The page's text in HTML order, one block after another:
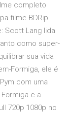
completo
filme BDRip
Scott Lang lida
como super-
sua vida
Formiga, ele é
com uma
e a
720p 1080p no